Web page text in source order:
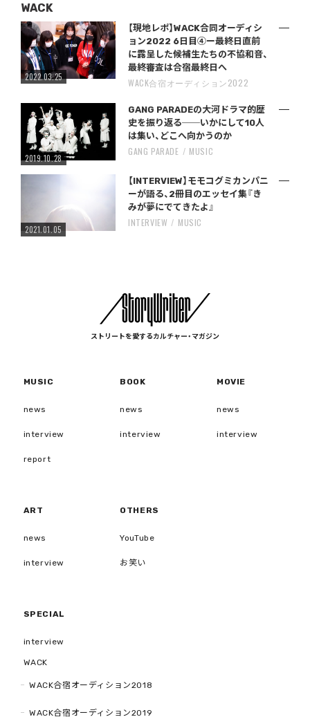
WACK
2022.03.25
【現地レポ】WACK合同オーディシ
ョン2022 6日目④ー最終日直前
に露呈した候補生たちの不協和音、
最終審査は合宿最終日へ
WACK合宿オーディション2022
2019.10.28
GANG PARADEの大河ドラマ的歴
史を振り返る──いかにして10人
は集い、どこへ向かうのか
GANG PARADE MUSIC
2021.01.05
【INTERVIEW】モモコグミカンパニ
ーが語る、2冊目のエッセイ集『き
みが夢にでてきたよ』
INTERVIEW MUSIC
ストリートを愛するカルチャー・マガジン
MUSIC
news
interview
report
BOOK
news
interview
MOVIE
news
interview
ART
news
interview
OTHERS
YouTube
お笑い
SPECIAL
interview
WACK
WACK合宿オーディション2018
WACK合宿オーディション2019